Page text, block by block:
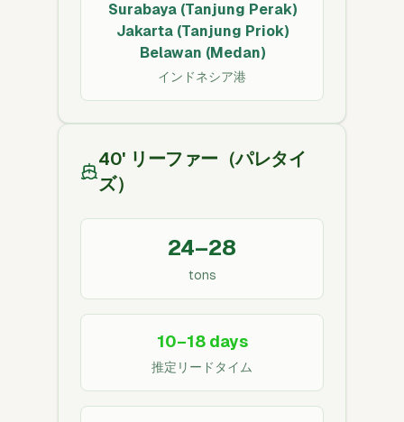
Surabaya (Tanjung Perak)
Jakarta (Tanjung Priok)
Belawan (Medan)
インドネシア港
40' リーファー（パレタイ
ズ）
24–28
tons
10–18 days
推定リードタイム